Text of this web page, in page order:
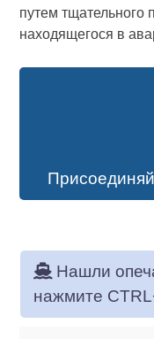
путем тщательного
находящегося в
Нашли
нажмите